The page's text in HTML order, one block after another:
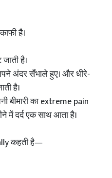
है।
है।
अंदर सँभाले हुए। और धीरे-
है।
बीमारी का extreme pain
में दर्द एक साथ आता है।
कहती है—